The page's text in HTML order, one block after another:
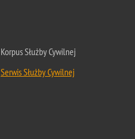
Korpus Służby Cywilnej
Serwis Służby Cywilnej